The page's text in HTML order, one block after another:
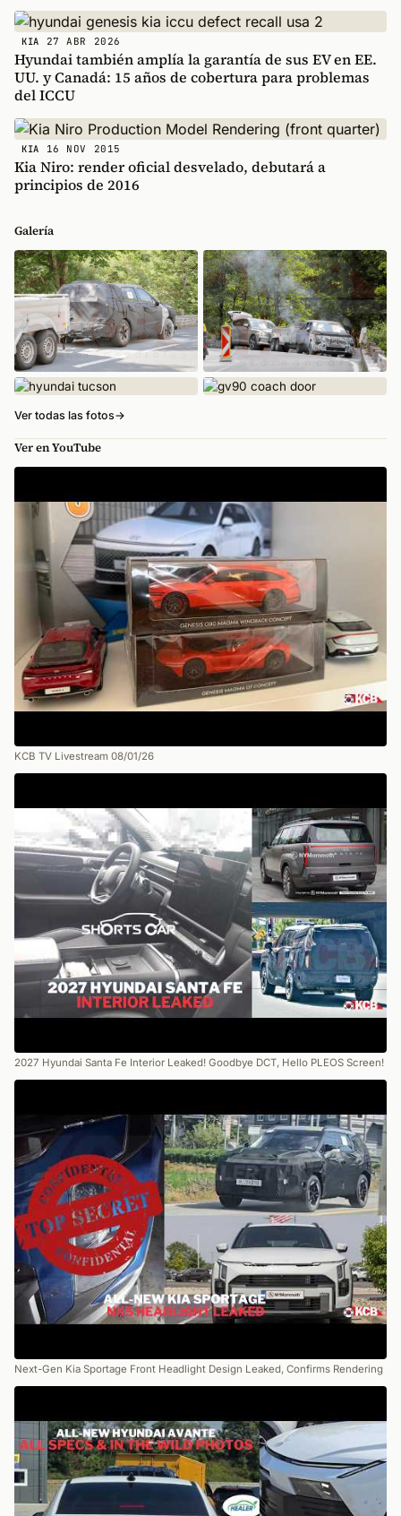
KIA 27 ABR 2026
Hyundai también amplía la garantía de sus EV en EE.
UU. y Canadá: 15 años de cobertura para problemas
del ICCU
KIA 16 NOV 2015
Kia Niro: render oficial desvelado, debutará a
principios de 2016
Galería
Ver todas las fotos→
Ver en YouTube
KCB TV Livestream 08/01/26
2027 Hyundai Santa Fe Interior Leaked! Goodbye DCT, Hello PLEOS Screen!
Next-Gen Kia Sportage Front Headlight Design Leaked, Confirms Rendering